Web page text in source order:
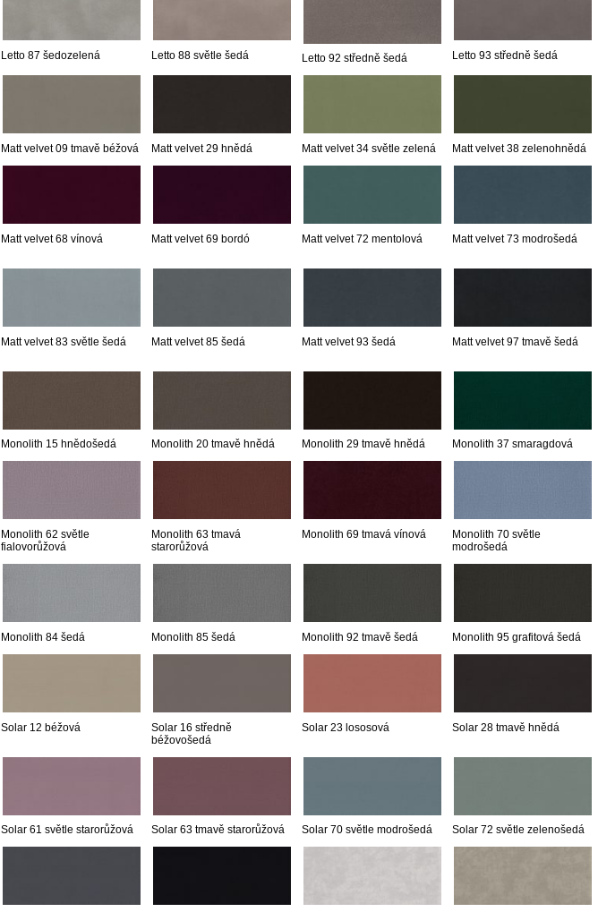
Letto 87 šedozelená Letto 88 světle šedá Letto 92 středně šedá Letto 93 středně šedá
Matt velvet 09 tmavě béžová Matt velvet 29 hnědá Matt velvet 34 světle zelená Matt velvet 38 zelenohnědá
Matt velvet 68 vínová Matt velvet 69 bordó Matt velvet 72 mentolová Matt velvet 73 modrošedá
Matt velvet 83 světle šedá Matt velvet 85 šedá Matt velvet 93 šedá Matt velvet 97 tmavě šedá
Monolith 15 hnědošedá Monolith 20 tmavě hnědá Monolith 29 tmavě hnědá Monolith 37 smaragdová
Monolith 62 světle
fialovorůžová
Monolith 63 tmavá
starorůžová
Monolith 69 tmavá vínová
Monolith 70 světle
modrošedá
Monolith 84 šedá Monolith 85 šedá Monolith 92 tmavě šedá Monolith 95 grafitová šedá
Solar 12 béžová
Solar 16 středně
béžovošedá
Solar 23 lososová Solar 28 tmavě hnědá
Solar 61 světle starorůžová Solar 63 tmavě starorůžová Solar 70 světle modrošedá Solar 72 světle zelenošedá